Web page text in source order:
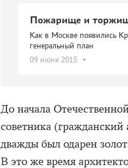
Пожарище и
Как в Москве появились
генеральный план
09 июня 2015
До начала
советника
дважды был одарен
В это же время